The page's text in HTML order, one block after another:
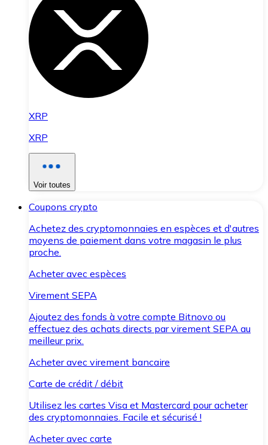
XRP
XRP
Voir toutes
Coupons crypto
Achetez des cryptomonnaies en espèces et d'autres
moyens de paiement dans votre magasin le plus
proche.
Acheter avec espèces
Virement SEPA
Ajoutez des fonds à votre compte Bitnovo ou
effectuez des achats directs par virement SEPA au
meilleur prix.
Acheter avec virement bancaire
Carte de crédit / débit
Utilisez les cartes Visa et Mastercard pour acheter
des cryptomonnaies. Facile et sécurisé !
Acheter avec carte